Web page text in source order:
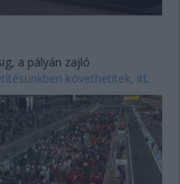
a pályán zajló
követhetitek, itt.